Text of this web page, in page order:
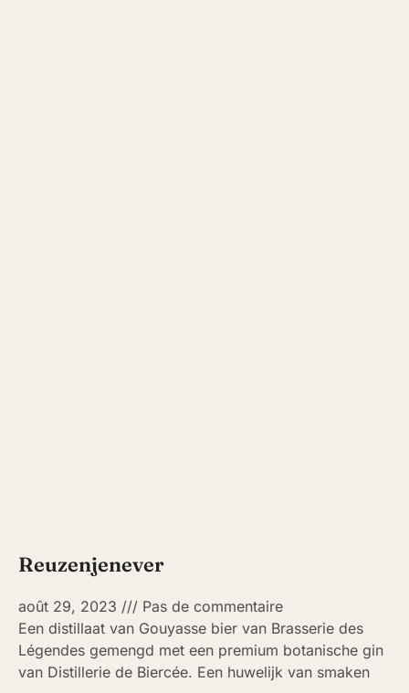
Reuzenjenever
août 29, 2023
Pas de commentaire
Een distillaat van Gouyasse bier van Brasserie des
Légendes gemengd met een premium botanische gin
van Distillerie de Biercée. Een huwelijk van smaken